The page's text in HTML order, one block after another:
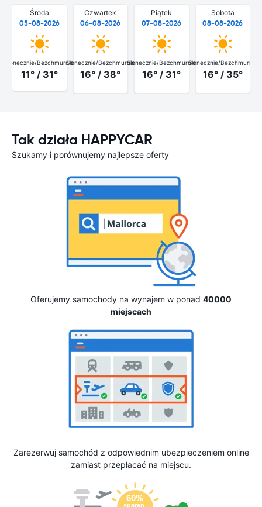
Środa
05-08-2026
Słonecznie/Bezchmurnie
11° / 31°
Czwartek
06-08-2026
Słonecznie/Bezchmurnie
16° / 38°
Piątek
07-08-2026
Słonecznie/Bezchmurnie
16° / 31°
Sobota
08-08-2026
Słonecznie/Bezchmurnie
16° / 35°
Tak działa HAPPYCAR
Szukamy i porównujemy najlepsze oferty
Oferujemy samochody na wynajem w ponad 40000
miejscach
Zarezerwuj samochód z odpowiednim ubezpieczeniem online
zamiast przepłacać na miejscu.